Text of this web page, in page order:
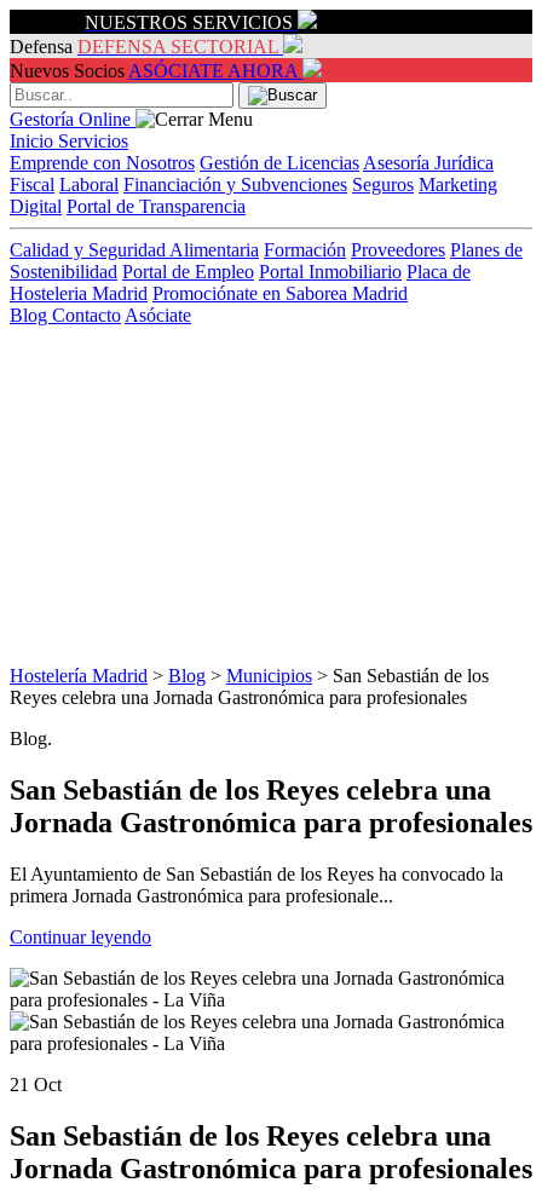
NUESTROS SERVICIOS
Defensa DEFENSA SECTORIAL
Nuevos Socios ASÓCIATE AHORA
Gestoría Online
Inicio Servicios
Emprende con Nosotros Gestión de Licencias Asesoría Jurídica
Fiscal Laboral Financiación y Subvenciones Seguros Marketing
Digital Portal de Transparencia
Calidad y Seguridad Alimentaria Formación Proveedores Planes de
Sostenibilidad Portal de Empleo Portal Inmobiliario Placa de
Hosteleria Madrid Promociónate en Saborea Madrid
Blog Contacto Asóciate
Hostelería Madrid > Blog > Municipios > San Sebastián de los
Reyes celebra una Jornada Gastronómica para profesionales
Blog.
San Sebastián de los Reyes celebra una
Jornada Gastronómica para profesionales
El Ayuntamiento de San Sebastián de los Reyes ha convocado la
primera Jornada Gastronómica para profesionale...
Continuar leyendo
21 Oct
San Sebastián de los Reyes celebra una
Jornada Gastronómica para profesionales